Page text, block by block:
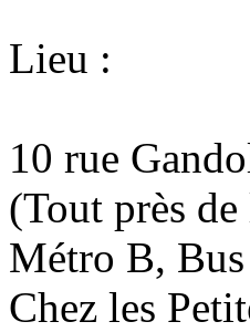
Lieu :
10 rue
(Tout près
Métro B,
Chez les